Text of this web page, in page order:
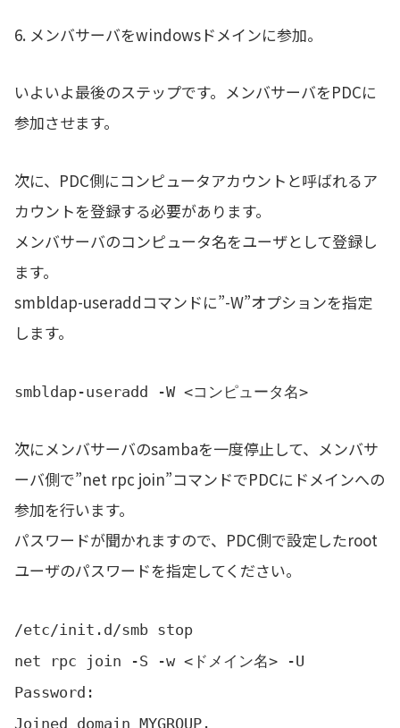
6. メンバサーバをwindowsドメインに参加。
いよいよ最後のステップです。メンバサーバをPDCに
参加させます。
次に、PDC側にコンピュータアカウントと呼ばれるア
カウントを登録する必要があります。
メンバサーバのコンピュータ名をユーザとして登録し
ます。
smbldap-useraddコマンドに”-W”オプションを指定
します。
smbldap-useradd -W <コンピュータ名>
次にメンバサーバのsambaを一度停止して、メンバサ
ーバ側で”net rpc join”コマンドでPDCにドメインへの
参加を行います。
パスワードが聞かれますので、PDC側で設定したroot
ユーザのパスワードを指定してください。
/etc/init.d/smb stop
net rpc join -S -w <ドメイン名> -U
Password:
Joined domain MYGROUP.